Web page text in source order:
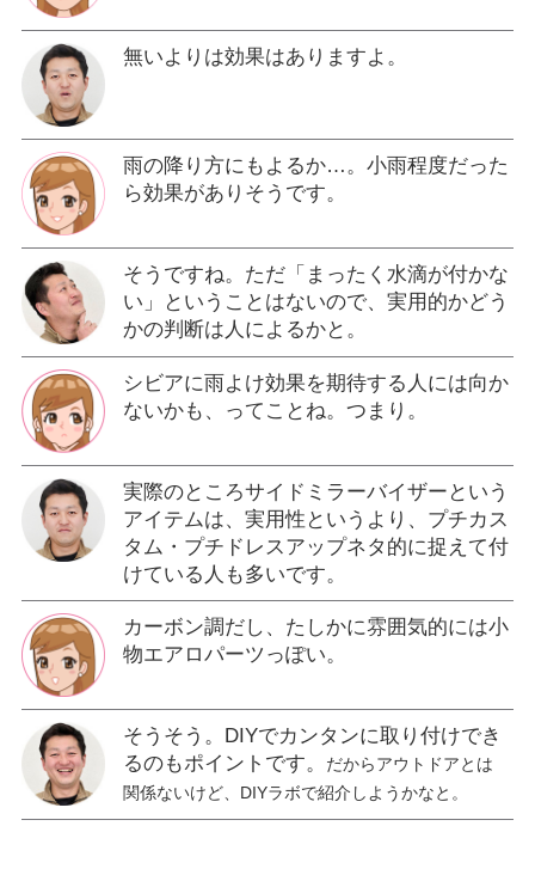
無いよりは効果はありますよ。
雨の降り方にもよるか…。小雨程度だった
ら効果がありそうです。
そうですね。ただ「まったく水滴が付かな
い」ということはないので、実用的かどう
かの判断は人によるかと。
シビアに雨よけ効果を期待する人には向か
ないかも、ってことね。つまり。
実際のところサイドミラーバイザーという
アイテムは、実用性というより、プチカス
タム・プチドレスアップネタ的に捉えて付
けている人も多いです。
カーボン調だし、たしかに雰囲気的には小
物エアロパーツっぽい。
そうそう。DIYでカンタンに取り付けでき
るのもポイントです。
だからアウトドアとは
関係ないけど、DIYラボで紹介しようかなと。